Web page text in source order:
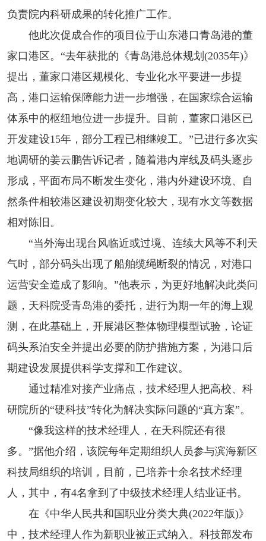
负责院内科研成果的转化推广工作。
他此次促成合作的项目位于山东港口青岛港的董
家口港区。“去年获批的《青岛港总体规划(2035年)》
提出，董家口港区规模化、专业化水平要进一步提
高，港口运输保障能力进一步增强，在国家综合运输
体系中的枢纽地位进一步提升。目前，董家口港区已
开发建设15年，部分工程已相继竣工。”已进行多次实
地调研的姜云鹏告诉记者，随着港内岸线及码头逐步
形成，平面布局不断发生变化，港内外建设环境、自
然条件相较港区建设初期变化较大，现有水文等数据
相对陈旧。
“当外海出现台风临近或过境、连续大风等不利天
气时，部分码头出现了船舶缆绳断裂的情况，对港口
运营安全造成了影响。”他表示，为更好地解决此类问
题，天科院受青岛港的委托，进行为期一年的海上观
测，在此基础上，开展港区整体物理模型试验，论证
码头系泊安全并提出必要的防护措施方案，为港口后
期建设发展提供科学支撑和工作建议。
通过精准对接产业痛点，技术经理人把高校、科
研院所的“硬科技”转化为解决实际问题的“真方案”。
“像我这样的技术经理人，在天科院还有很
多。”据他介绍，该院每年定期组织人员参与滨海新区
科技局组织的培训，目前，已培养十余名技术经理
人，其中，有4名拿到了中级技术经理人结业证书。
在《中华人民共和国职业分类大典(2022年版)》
中，技术经理人作为新职业被正式纳入。科技部发布